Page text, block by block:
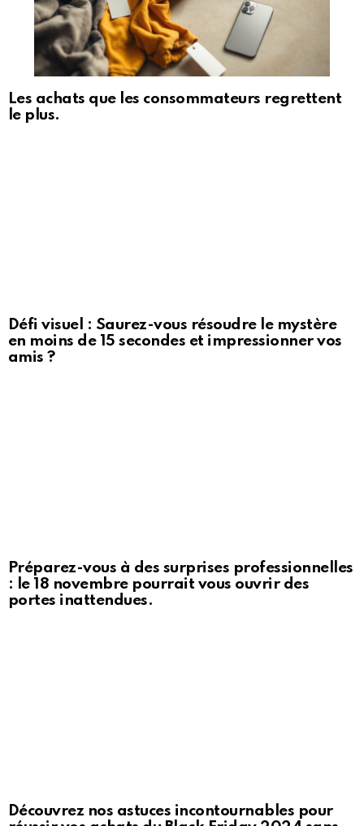
Les achats que les consommateurs regrettent
le plus.
Défi visuel : Saurez-vous résoudre le mystère
en moins de 15 secondes et impressionner vos
amis ?
Préparez-vous à des surprises professionnelles
: le 18 novembre pourrait vous ouvrir des
portes inattendues.
Découvrez nos astuces incontournables pour